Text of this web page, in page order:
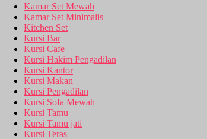
Kamar Set Mewah
Kamar Set Minimalis
Kitchen Set
Kursi Bar
Kursi Cafe
Kursi Hakim Pengadilan
Kursi Kantor
Kursi Makan
Kursi Pengadilan
Kursi Sofa Mewah
Kursi Tamu
Kursi Tamu jati
Kursi Teras